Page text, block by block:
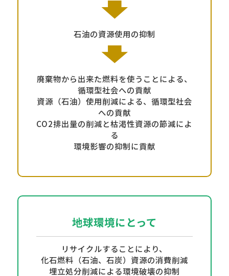
石油の資源使用の抑制
廃棄物から出来た燃料を使うことによる、
循環型社会への貢献
資源（石油）使用削減による、循環型社会
への貢献
CO2排出量の削減と枯渇性資源の節減によ
る
環境影響の抑制に貢献
地球環境にとって
リサイクルすることにより、
化石燃料（石油、石炭）資源の消費削減
埋立処分削減による環境破壊の抑制